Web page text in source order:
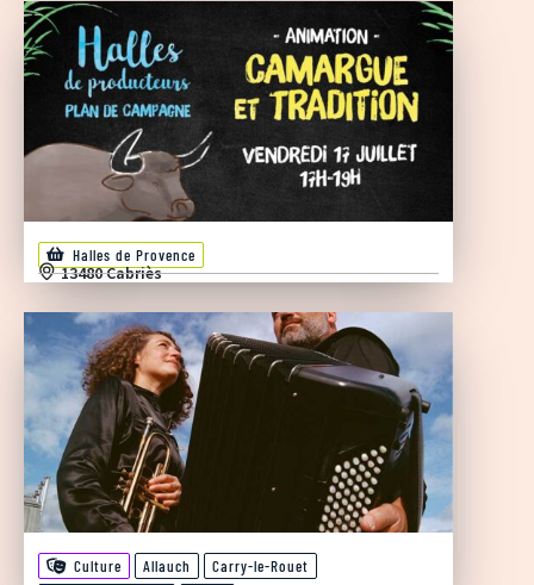
Halles de Provence
13480 Cabriès
Culture Allauch
Carry-le-Rouet